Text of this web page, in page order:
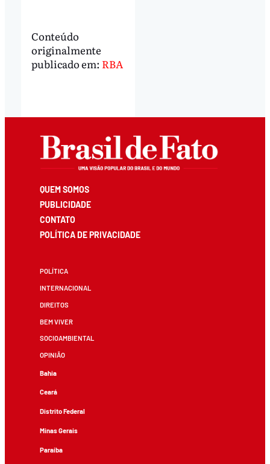
Conteúdo
originalmente
publicado em: RBA
QUEM SOMOS
PUBLICIDADE
CONTATO
POLÍTICA DE PRIVACIDADE
POLÍTICA
INTERNACIONAL
DIREITOS
BEM VIVER
SOCIOAMBIENTAL
OPINIÃO
Bahia
Ceará
Distrito Federal
Minas Gerais
Paraíba